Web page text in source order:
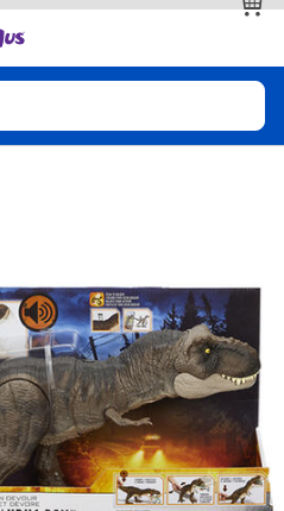
射击玩具
遥控系列
泥胶，画板
查看全部